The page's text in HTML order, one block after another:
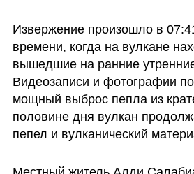
Извержение произошло в
времени, когда на вулкане
вышедшие на ранние
Видеозаписи и фотографии
мощный выброс пепла из
половине дня вулкан
пепел и вулканический